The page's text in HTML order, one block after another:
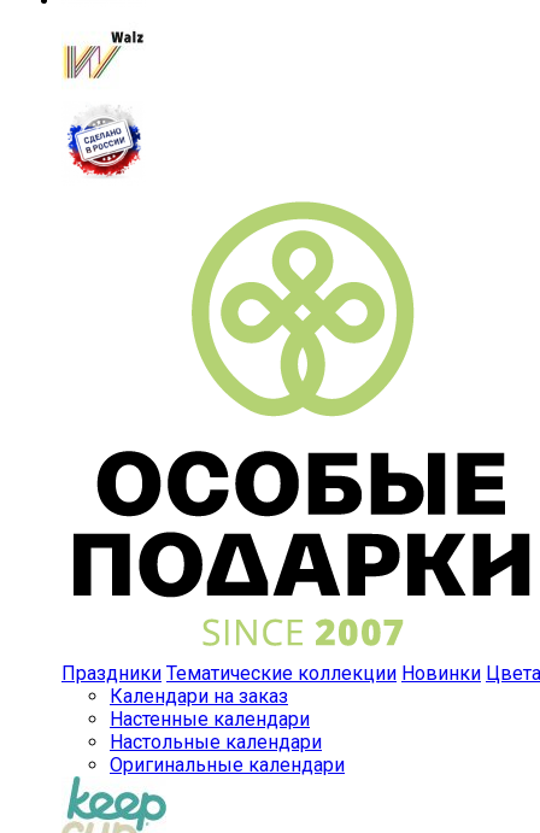
Праздники Тематические коллекции Новинки Цвета
Календари на заказ
Настенные календари
Настольные календари
Оригинальные календари